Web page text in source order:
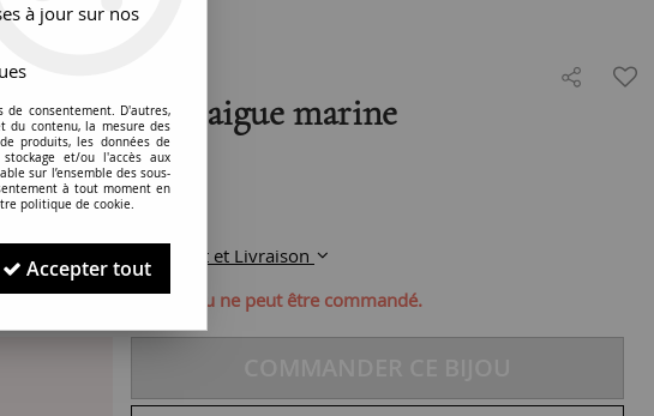
or jaune aigue marine
Garanties
Paiement et Livraison
: Pièce unique, ce bijou ne peut être commandé.
à jour sur nos
de consentement. D'autres,
du contenu, la mesure des
produits, les données de
et/ou l'accès aux
sur l’ensemble des sous-
à tout moment en
politique de cookie.
Accepter tout